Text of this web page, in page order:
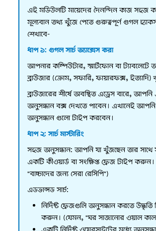
এই মডিউলটি মায়েদের দৈনন্দিন কাজ সহজ
মূল্যবান তথ্য খুঁজে পেতে গুরুত্বপূর্ণ গুগল
শেখাবে-
ধাপ ১: গুগল সার্চ অ্যাক্সেস করা
আপনার কম্পিউটার, স্মার্টফোন বা
ব্রাউজার (ক্রোম, সফারি, ফায়ারফক্স, ইত্যাদি)
ব্রাউজারের শীর্ষে অবস্থিত এড্রেস বারে,
অনুসন্ধান বক্স দেখতে পাবেন। এখানেই
অনুসন্ধান গুলো টাইপ করবেন।
ধাপ ২: সার্চ মাস্টারিং
সহজ অনুসন্ধান: আপনি যা খুঁজছেন তার সাথে
একটি কীওয়ার্ড বা সংক্ষিপ্ত ফ্রেজ টাইপ
"বাচ্চাদের জন্য সেরা রেসিপি")
এডভান্সড সার্চ:
নির্দিষ্ট ফ্রেজগুলি অনুসন্ধান করতে উদ্ধৃতি
করুন। (যেমন, "ঘর সাজানোর ওয়াল